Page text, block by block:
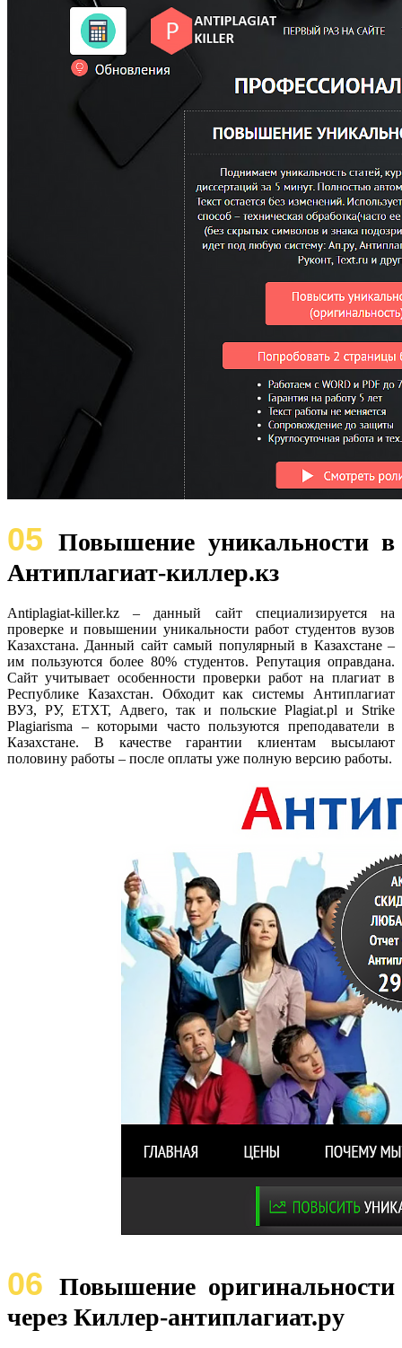
05Повышение уникальности в
Антиплагиат-киллер.кз
Antiplagiat-killer.kz – данный сайт специализируется на
проверке и повышении уникальности работ студентов вузов
Казахстана. Данный сайт самый популярный в Казахстане –
им пользуются более 80% студентов. Репутация оправдана.
Сайт учитывает особенности проверки работ на плагиат в
Республике Казахстан. Обходит как системы Антиплагиат
ВУЗ, РУ, ЕТХТ, Адвего, так и польские Plagiat.pl и Strike
Plagiarisma – которыми часто пользуются преподаватели в
Казахстане. В качестве гарантии клиентам высылают
половину работы – после оплаты уже полную версию работы.
06
Повышение оригинальности
через Киллер-антиплагиат.ру